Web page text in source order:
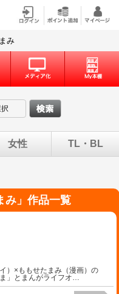
み
女性 TL・BL
み」作品一覧
）×ももせたまみ（漫画）の
」とまんがライフオ…